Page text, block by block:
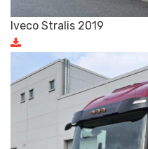
Iveco Stralis 2019